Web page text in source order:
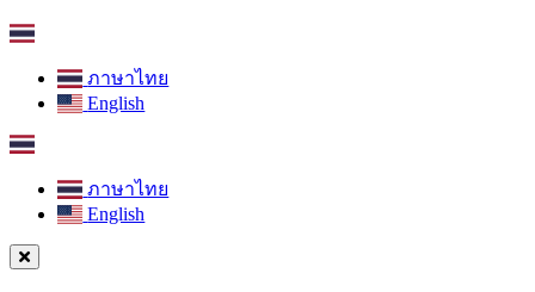
ภาษาไทย
English
ภาษาไทย
English